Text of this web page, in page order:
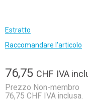
Estratto
Raccomandare l'articolo
76,75 CHF IVA
Prezzo Non-membro
76,75 CHF IVA inclusa.